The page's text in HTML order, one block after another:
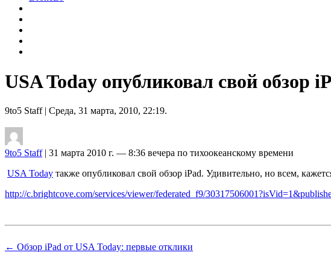
USA Today опубликовал свой обзор
9to5 Staff| Среда, 31 марта, 2010, 22:19.
9to5 Staff| 31 марта 2010 г. — 8:36 вечера по тихоокеанскому времени
USA Today также опубликовал свой обзор iPad. Удивительно, но всем,
http://c.brightcove.com/services/viewer/federated_f9/
← Обзор iPad от USA Today: первые отклики